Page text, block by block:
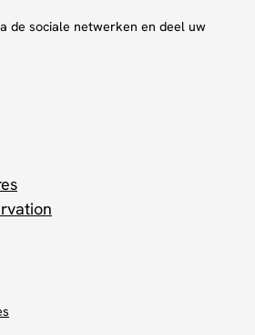
de sociale netwerken en deel uw